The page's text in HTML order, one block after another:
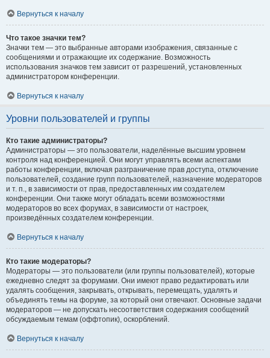
Вернуться к началу
Что такое значки тем?
Значки тем — это выбранные авторами изображения, связанные с
сообщениями и отражающие их содержание. Возможность
использования значков тем зависит от разрешений, установленных
администратором конференции.
Вернуться к началу
Уровни пользователей и группы
Кто такие администраторы?
Администраторы — это пользователи, наделённые высшим уровнем
контроля над конференцией. Они могут управлять всеми аспектами
работы конференции, включая разграничение прав доступа, отключение
пользователей, создание групп пользователей, назначение модераторов
и т. п., в зависимости от прав, предоставленных им создателем
конференции. Они также могут обладать всеми возможностями
модераторов во всех форумах, в зависимости от настроек,
произведённых создателем конференции.
Вернуться к началу
Кто такие модераторы?
Модераторы — это пользователи (или группы пользователей), которые
ежедневно следят за форумами. Они имеют право редактировать или
удалять сообщения, закрывать, открывать, перемещать, удалять и
объединять темы на форуме, за который они отвечают. Основные задачи
модераторов — не допускать несоответствия содержания сообщений
обсуждаемым темам (оффтопик), оскорблений.
Вернуться к началу